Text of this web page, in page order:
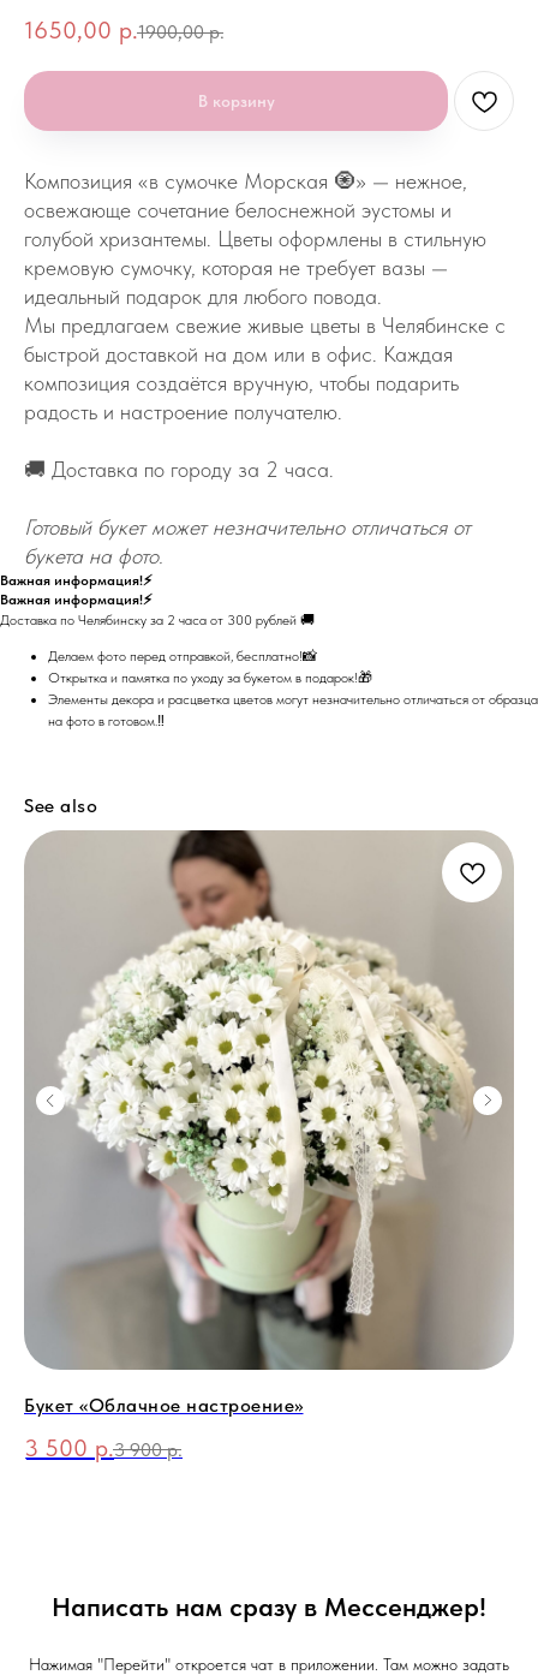
1650,00 р.1900,00 р.
В корзину
Композиция «в сумочке Морская 🧿» — нежное,
освежающе сочетание белоснежной эустомы и
голубой хризантемы. Цветы оформлены в стильную
кремовую сумочку, которая не требует вазы —
идеальный подарок для любого повода.
Мы предлагаем свежие живые цветы в Челябинске с
быстрой доставкой на дом или в офис. Каждая
композиция создаётся вручную, чтобы подарить
радость и настроение получателю.
🚚 Доставка по городу за 2 часа.
Готовый букет может незначительно отличаться от
букета на фото.
Важная информация!⚡
Важная информация!⚡
Доставка по Челябинску за 2 часа от 300 рублей 🚚
Делаем фото перед отправкой, бесплатно!📸
Открытка и памятка по уходу за букетом в подарок!🎁
Элементы декора и расцветка цветов могут незначительно отличаться от образца
на фото в готовом.‼️
See also
Букет «Облачное настроение»
3 500 р.3 900 р.
Написать нам сразу в Мессенджер!
Нажимая "Перейти" откроется чат в приложении. Там можно задать